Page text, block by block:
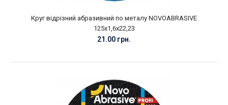
Круг відрізний абразивний по металу NOVOABRASIVE
125х1,6х22,23
21.00 грн.